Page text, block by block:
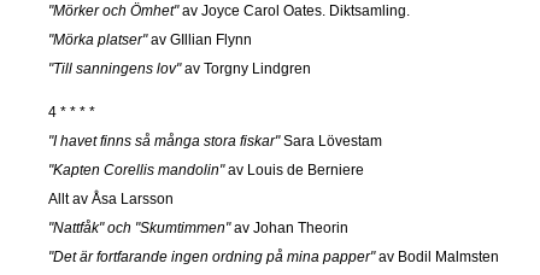
"Mörker och Ömhet"av Joyce Carol Oates. Diktsamling.
"Mörka platser"av GIllian Flynn
"Till sanningens lov"av Torgny Lindgren
4 * * * *
"I havet finns så många stora fiskar"Sara Lövestam
"Kapten Corellis mandolin"av Louis de Berniere
Allt av Åsa Larsson
"Nattfåk" och "Skumtimmen"av Johan Theorin
"Det är fortfarande ingen ordning på mina papper"av Bodil Malmsten